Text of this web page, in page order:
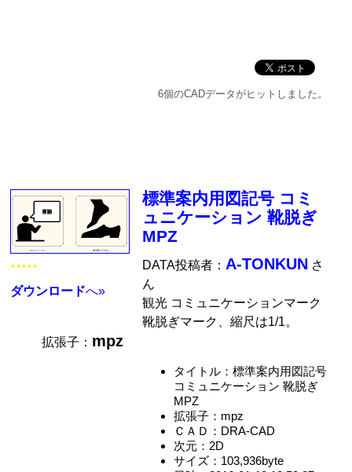
6個のCADデータがヒットしました。
★★★★★
ダウンロードへ»
標準案内用図記号 コミ
ュニケーション 靴脱ぎ
MPZ
DATA投稿者： A-TONKUN さ
ん
観光 コミュニケーションマーク
靴脱ぎマーク、縮尺は1/1。
拡張子： mpz
タイトル：標準案内用図記号
コミュニケーション 靴脱ぎ
MPZ
拡張子：mpz
ＣＡＤ：DRA-CAD
次元：2D
サイズ：103,936byte